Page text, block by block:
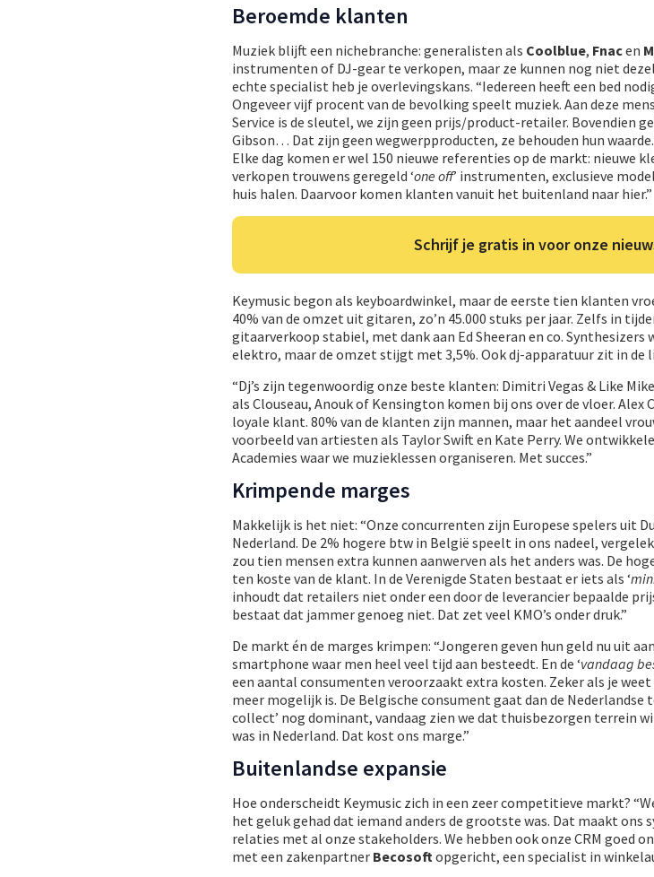
Beroemde klanten
Muziek blijft een nichebranche: generalisten als Coolblue, Fnacen
instrumenten of DJ-gear te verkopen, maar ze kunnen nog niet
echte specialist heb je overlevingskans. “Iedereen heeft een bed
Ongeveer vijf procent van de bevolking speelt muziek. Aan deze
Service is de sleutel, we zijn geen prijs/product-retailer. Bovendien
Gibson… Dat zijn geen wegwerpproducten, ze behouden hun
Elke dag komen er wel 150 nieuwe referenties op de markt: nieuwe
verkopen trouwens geregeld ‘one off’ instrumenten, exclusieve
huis halen. Daarvoor komen klanten vanuit het buitenland naar hier.”
Schrijf je gratis in voor onze
Keymusic begon als keyboardwinkel, maar de eerste tien klanten
40% van de omzet uit gitaren, zo’n 45.000 stuks per jaar. Zelfs in
gitaarverkoop stabiel, met dank aan Ed Sheeran en co. Synthesizers
elektro, maar de omzet stijgt met 3,5%. Ook dj-apparatuur zit in de
“Dj’s zijn tegenwoordig onze beste klanten: Dimitri Vegas & Like
als Clouseau, Anouk of Kensington komen bij ons over de vloer. Alex
loyale klant. 80% van de klanten zijn mannen, maar het aandeel
voorbeeld van artiesten als Taylor Swift en Kate Perry. We
Academies waar we muzieklessen organiseren. Met succes.”
Krimpende marges
Makkelijk is het niet: “Onze concurrenten zijn Europese spelers uit
Nederland. De 2% hogere btw in België speelt in ons nadeel,
zou tien mensen extra kunnen aanwerven als het anders was. De
ten koste van de klant. In de Verenigde Staten bestaat er iets als ‘
inhoudt dat retailers niet onder een door de leverancier bepaalde
bestaat dat jammer genoeg niet. Dat zet veel KMO’s onder druk.”
De markt én de marges krimpen: “Jongeren geven hun geld nu uit
smartphone waar men heel veel tijd aan besteedt. En de ‘vandaag
een aantal consumenten veroorzaakt extra kosten. Zeker als je
meer mogelijk is. De Belgische consument gaat dan de Nederlandse
collect’ nog dominant, vandaag zien we dat thuisbezorgen terrein
was in Nederland. Dat kost ons marge.”
Buitenlandse expansie
Hoe onderscheidt Keymusic zich in een zeer competitieve markt?
het geluk gehad dat iemand anders de grootste was. Dat maakt ons
relaties met al onze stakeholders. We hebben ook onze CRM goed
met een zakenpartner Becosoft opgericht, een specialist in